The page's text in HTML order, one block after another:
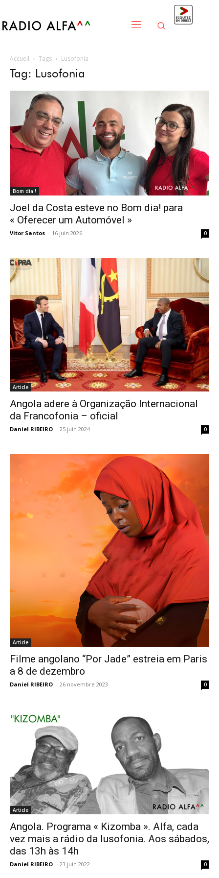
Accueil Tags Lusofonia
Tag: Lusofonia
Bom dia !
Joel da Costa esteve no Bom dia! para
« Oferecer um Automóvel »
Vitor Santos - 16 juin 2026 0
Article
Angola adere à Organização Internacional
da Francofonia – oficial
Daniel RIBEIRO - 25 juin 2024 0
Article
Filme angolano “Por Jade” estreia em Paris
a 8 de dezembro
Daniel RIBEIRO - 26 novembre 2023 0
Article
Angola. Programa « Kizomba ». Alfa, cada
vez mais a rádio da lusofonia. Aos sábados,
das 13h às 14h
Daniel RIBEIRO - 23 juin 2022 0